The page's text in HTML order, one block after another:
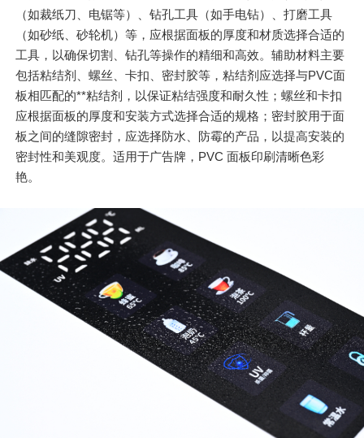
（如裁纸刀、电锯等）、钻孔工具（如手电钻）、打磨工具
（如砂纸、砂轮机）等，应根据面板的厚度和材质选择合适的
工具，以确保切割、钻孔等操作的精细和高效。辅助材料主要
包括粘结剂、螺丝、卡扣、密封胶等，粘结剂应选择与PVC面
板相匹配的**粘结剂，以保证粘结强度和耐久性；螺丝和卡扣
应根据面板的厚度和安装方式选择合适的规格；密封胶用于面
板之间的缝隙密封，应选择防水、防霉的产品，以提高安装的
密封性和美观度。适用于广告牌，PVC 面板印刷清晰色彩
艳。